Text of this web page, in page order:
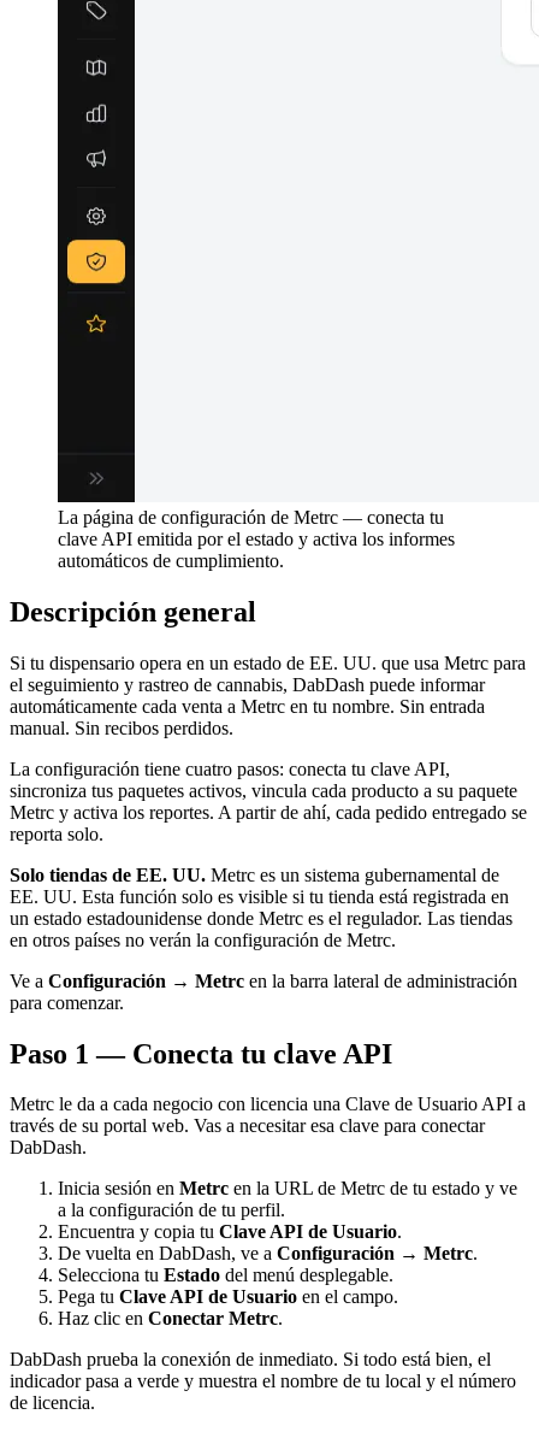
La página de configuración de Metrc — conecta tu
clave API emitida por el estado y activa los informes
automáticos de cumplimiento.
Descripción general
Si tu dispensario opera en un estado de EE. UU. que usa Metrc para
el seguimiento y rastreo de cannabis, DabDash puede informar
automáticamente cada venta a Metrc en tu nombre. Sin entrada
manual. Sin recibos perdidos.
La configuración tiene cuatro pasos: conecta tu clave API,
sincroniza tus paquetes activos, vincula cada producto a su paquete
Metrc y activa los reportes. A partir de ahí, cada pedido entregado se
reporta solo.
Solo tiendas de EE. UU. Metrc es un sistema gubernamental de
EE. UU. Esta función solo es visible si tu tienda está registrada en
un estado estadounidense donde Metrc es el regulador. Las tiendas
en otros países no verán la configuración de Metrc.
Ve a Configuración → Metrc en la barra lateral de administración
para comenzar.
Paso 1 — Conecta tu clave API
Metrc le da a cada negocio con licencia una Clave de Usuario API a
través de su portal web. Vas a necesitar esa clave para conectar
DabDash.
Inicia sesión en Metrc en la URL de Metrc de tu estado y ve
a la configuración de tu perfil.
Encuentra y copia tu Clave API de Usuario.
De vuelta en DabDash, ve a Configuración → Metrc.
Selecciona tu Estado del menú desplegable.
Pega tu Clave API de Usuario en el campo.
Haz clic en Conectar Metrc.
DabDash prueba la conexión de inmediato. Si todo está bien, el
indicador pasa a verde y muestra el nombre de tu local y el número
de licencia.